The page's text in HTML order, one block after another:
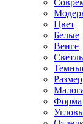
Цвет
Белые
Венге
Размер
Форма